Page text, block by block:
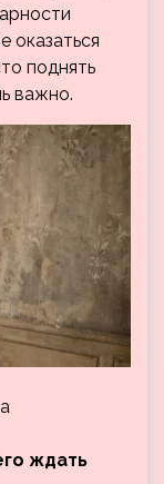
оказаться
поднять
важно.
ждать